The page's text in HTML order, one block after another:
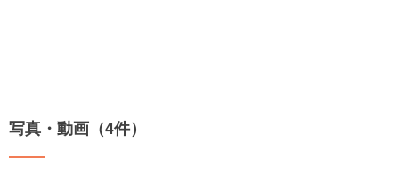
写真・動画（4件）